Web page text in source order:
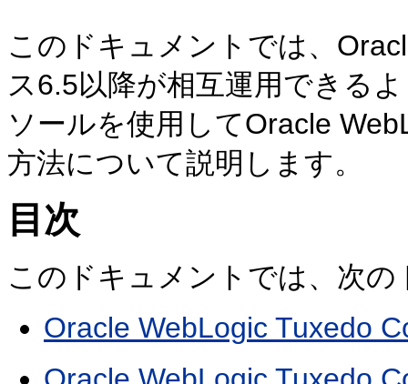
このドキュメントでは、
ス6.5以降が相互運用できる
ソールを使用してOracle
方法について説明します。
目次
このドキュメントでは、次
Oracle WebLogic Tuxedo